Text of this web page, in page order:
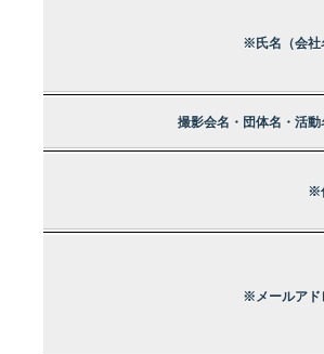
※氏名（会社
撮影会名・団体名・活動
※
※メールアド